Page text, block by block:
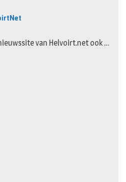
van Helvoirt.net ook …